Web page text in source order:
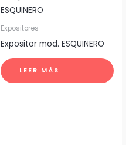
Expositores
Expositor mod. ESQUINERO
LEER MÁS